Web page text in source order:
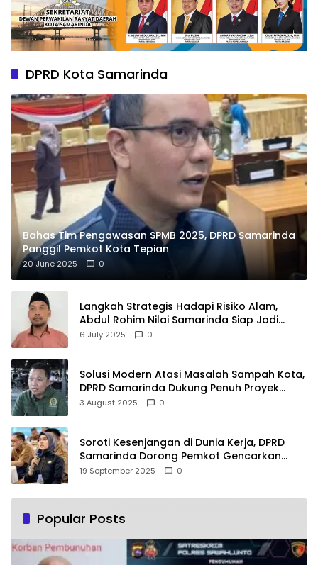
DPRD Kota Samarinda
Bahas Tim Pengawasan SPMB 2025, DPRD Samarinda
Panggil Pemkot Kota Tepian
20 June 2025 0
Langkah Strategis Hadapi Risiko Alam,
Abdul Rohim Nilai Samarinda Siap Jadi
Pusat Logistik Bencana Kalimantan
6 July 2025 0
Solusi Modern Atasi Masalah Sampah Kota,
DPRD Samarinda Dukung Penuh Proyek
PLTSA
3 August 2025 0
Soroti Kesenjangan di Dunia Kerja, DPRD
Samarinda Dorong Pemkot Gencarkan
Pemberdayaan Perempuan
19 September 2025 0
Popular Posts